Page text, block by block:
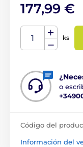
177,99 €
ks
o
Código del
Información del